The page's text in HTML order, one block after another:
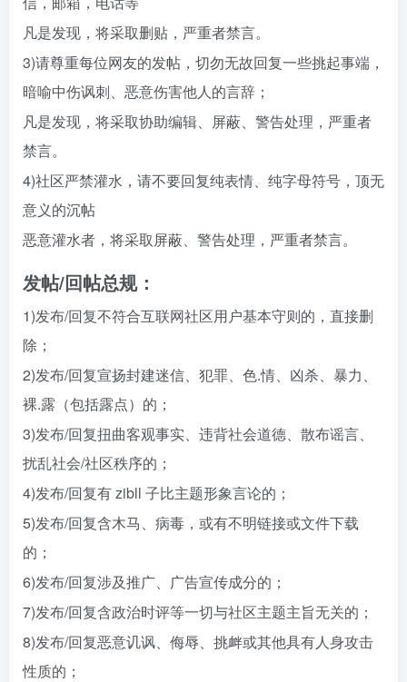
凡是发现，将采取删贴，严重者禁言。
3)请尊重每位网友的发帖，切勿无故回复一些挑起事端，
暗喻中伤讽刺、恶意伤害他人的言辞；
凡是发现，将采取协助编辑、屏蔽、警告处理，严重者
禁言。
4)社区严禁灌水，请不要回复纯表情、纯字母符号，顶无
意义的沉帖
恶意灌水者，将采取屏蔽、警告处理，严重者禁言。
发帖/回帖总规：
1)发布/回复不符合互联网社区用户基本守则的，直接删
除；
2)发布/回复宣扬封建迷信、犯罪、色.情、凶杀、暴力、
裸.露（包括露点）的；
3)发布/回复扭曲客观事实、违背社会道德、散布谣言、
扰乱社会/社区秩序的；
4)发布/回复有 zibll 子比主题形象言论的；
5)发布/回复含木马、病毒，或有不明链接或文件下载
的；
6)发布/回复涉及推广、广告宣传成分的；
7)发布/回复含政治时评等一切与社区主题主旨无关的；
8)发布/回复恶意讥讽、侮辱、挑衅或其他具有人身攻击
性质的；